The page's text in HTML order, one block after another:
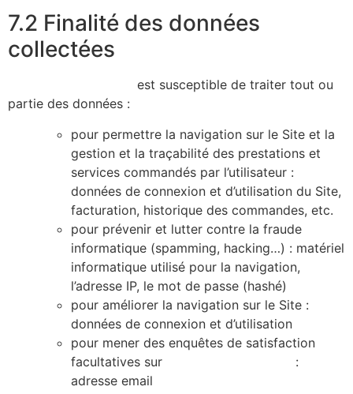
7.2 Finalité des données
collectées
est susceptible de traiter tout ou
partie des données :
pour permettre la navigation sur le Site et la
gestion et la traçabilité des prestations et
services commandés par l’utilisateur :
données de connexion et d’utilisation du Site,
facturation, historique des commandes, etc.
pour prévenir et lutter contre la fraude
informatique (spamming, hacking…) : matériel
informatique utilisé pour la navigation,
l’adresse IP, le mot de passe (hashé)
pour améliorer la navigation sur le Site :
données de connexion et d’utilisation
pour mener des enquêtes de satisfaction
facultatives sur
:
adresse email